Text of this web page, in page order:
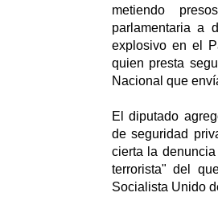
metiendo
parlamentaria a
explosivo en el
quien presta
Nacional que
El diputado
de seguridad
cierta la
terrorista" del
Socialista Unido